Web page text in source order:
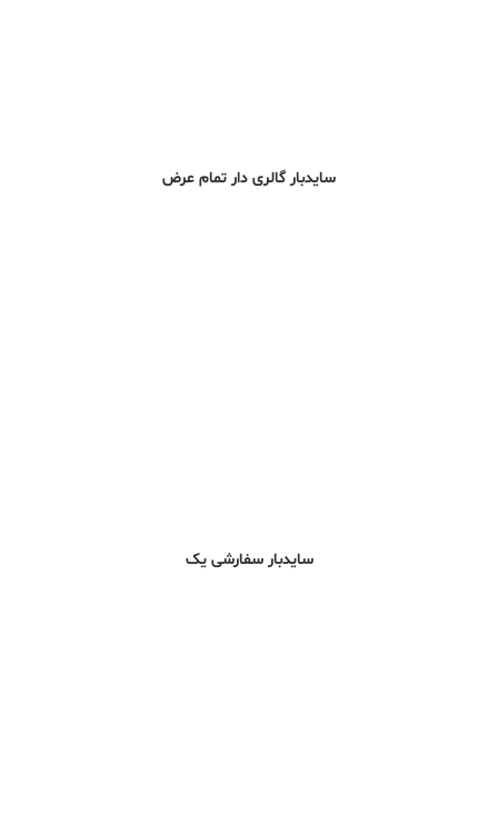
سایدبار گالری دار تمام عرض
سایدبار سفارشی یک